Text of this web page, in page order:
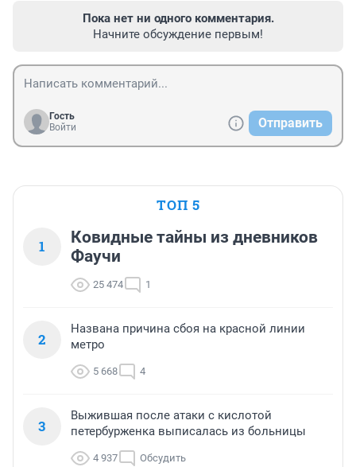
Пока нет ни одного комментария.
Начните обсуждение первым!
Гость
Войти
Отправить
ТОП 5
1
Ковидные тайны из дневников
Фаучи
25 474 1
2
Названа причина сбоя на красной линии
метро
5 668 4
3
Выжившая после атаки с кислотой
петербурженка выписалась из больницы
4 937 Обсудить